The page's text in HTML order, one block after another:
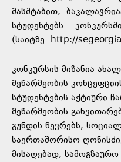
მასშტაბით,
სტუდენტებს.
(საიტზე http://
კონკურსის მიზანია
მეწარმეობის
სტუდენტების აქტიური
მეწარმეობის
გუნდის წევრებს,
საერთაშორისო
მისაღებად,